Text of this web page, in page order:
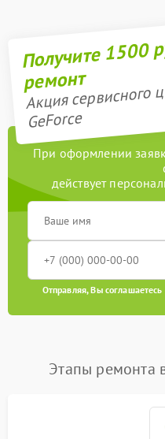
Получите 1500
ремонт
Акция сервисного
GeForce
При оформлении
действует
Отправляя, Вы
Этапы ремонта